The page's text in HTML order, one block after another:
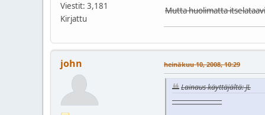
Viestit: 3,181
Kirjattu
Mutta huolimatta
john heinäkuu 10, 2008, 10:29
Lainaus käyttäjältä: JL
______________